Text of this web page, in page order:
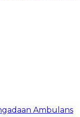
Ambulans